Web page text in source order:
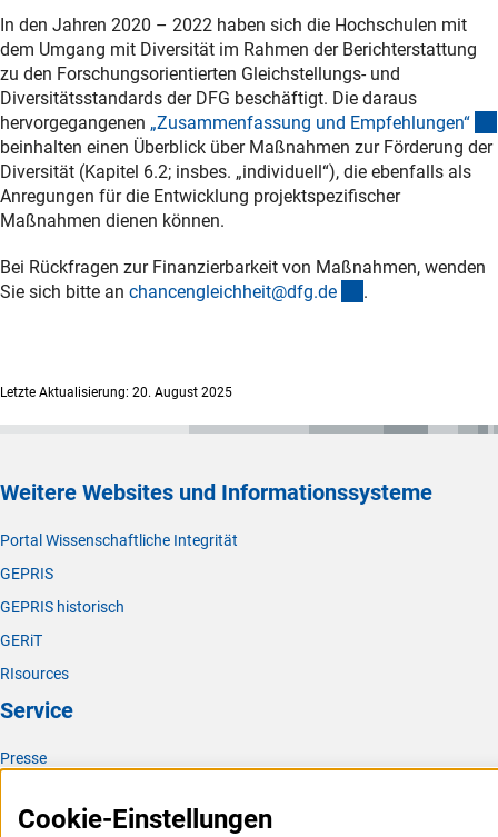
und diese eine Finanzierung nicht übernimmt. Prüfen Sie
bitte auch vor Ort, ob Ihr Arbeitgeber individuelle
Leistungen anbietet.
In den Jahren 2020 – 2022 haben sich die Hochschulen mit
dem Umgang mit Diversität im Rahmen der Berichterstattung
zu den Forschungsorientierten Gleichstellungs- und
Diversitätsstandards der DFG beschäftigt. Die daraus
hervorgegangenen „Zusammenfassung und Empfehlungen“
beinhalten einen Überblick über Maßnahmen zur Förderung der
Diversität (Kapitel 6.2; insbes. „individuell“), die ebenfalls als
Anregungen für die Entwicklung projektspezifischer
Maßnahmen dienen können.
Bei Rückfragen zur Finanzierbarkeit von Maßnahmen, wenden
Sie sich bitte an chancengleichheit@dfg.de (externer Link)
.
Letzte Aktualisierung: 20. August 2025
Weitere Websites und Informationssysteme
Portal Wissenschaftliche Integrität
GEPRIS
GEPRIS historisch
GERiT
RIsources
Service
Presse
Karriere
Cookie-Einstellungen